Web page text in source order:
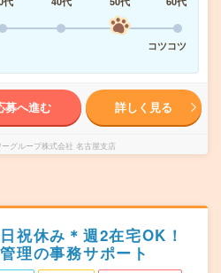
コツコツ
募へ進む 詳しく見る
ーグループ株式会社 名古屋支店
祝休み＊週2在宅OK！
理の事務サポート